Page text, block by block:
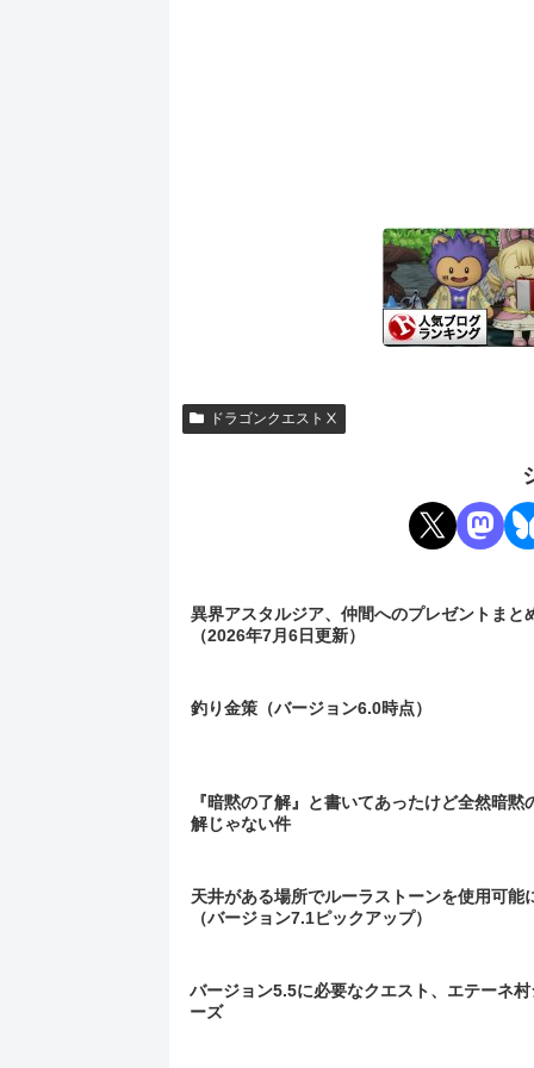
ドラゴンクエストⅩ
異界アスタルジア、仲間へのプレゼントまと
（2026年7月6日更新）
釣り金策（バージョン6.0時点）
『暗黙の了解』と書いてあったけど全然暗黙
解じゃない件
天井がある場所でルーラストーンを使用可能
（バージョン7.1ピックアップ）
バージョン5.5に必要なクエスト、エテーネ村
ーズ